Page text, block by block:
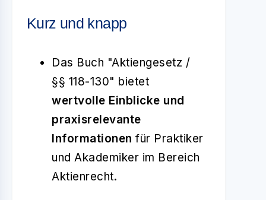
Kurz und knapp
Das Buch "Aktiengesetz /
§§ 118-130" bietet
wertvolle Einblicke und
praxisrelevante
Informationen für Praktiker
und Akademiker im Bereich
Aktienrecht.